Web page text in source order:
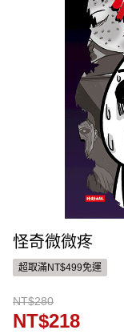
怪奇微微疼
超取滿NT$499免運
NT$280
NT$218